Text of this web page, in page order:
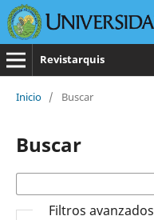
Revistarquis
Inicio / Buscar
Buscar
Filtros avanzados